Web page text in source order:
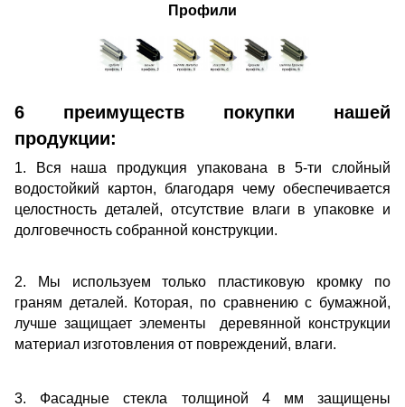
Профили
6 преимуществ покупки нашей
продукции:
1. Вся наша продукция упакована в 5-ти слойный
водостойкий картон, благодаря чему обеспечивается
целостность деталей, отсутствие влаги в упаковке и
долговечность собранной конструкции.
2. Мы используем только пластиковую кромку по
граням деталей. Которая, по сравнению с бумажной,
лучше защищает элементы деревянной конструкции
материал изготовления от повреждений, влаги.
3. Фасадные стекла толщиной 4 мм защищены